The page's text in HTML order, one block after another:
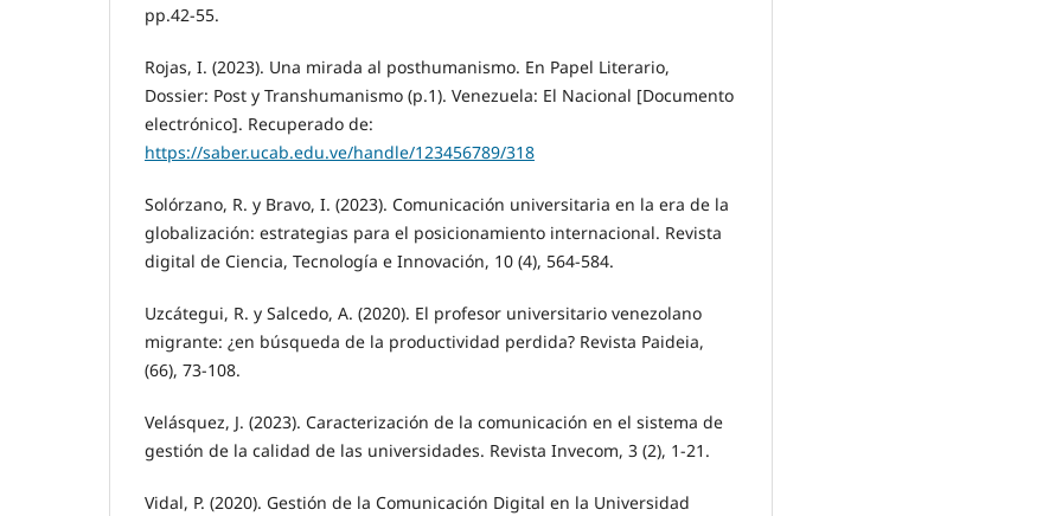
pp.42-55.
Rojas, I. (2023). Una mirada al posthumanismo. En Papel Literario,
Dossier: Post y Transhumanismo (p.1). Venezuela: El Nacional [Documento
electrónico]. Recuperado de:
https://saber.ucab.edu.ve/handle/123456789/318
Solórzano, R. y Bravo, I. (2023). Comunicación universitaria en la era de la
globalización: estrategias para el posicionamiento internacional. Revista
digital de Ciencia, Tecnología e Innovación, 10 (4), 564-584.
Uzcátegui, R. y Salcedo, A. (2020). El profesor universitario venezolano
migrante: ¿en búsqueda de la productividad perdida? Revista Paideia,
(66), 73-108.
Velásquez, J. (2023). Caracterización de la comunicación en el sistema de
gestión de la calidad de las universidades. Revista Invecom, 3 (2), 1-21.
Vidal, P. (2020). Gestión de la Comunicación Digital en la Universidad